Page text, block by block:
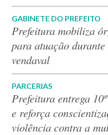
GABINETE DO PREFEITO
Prefeitura mobiliza
para atuação
vendaval
PARCERIAS
Prefeitura entrega
e reforça
violência contra a